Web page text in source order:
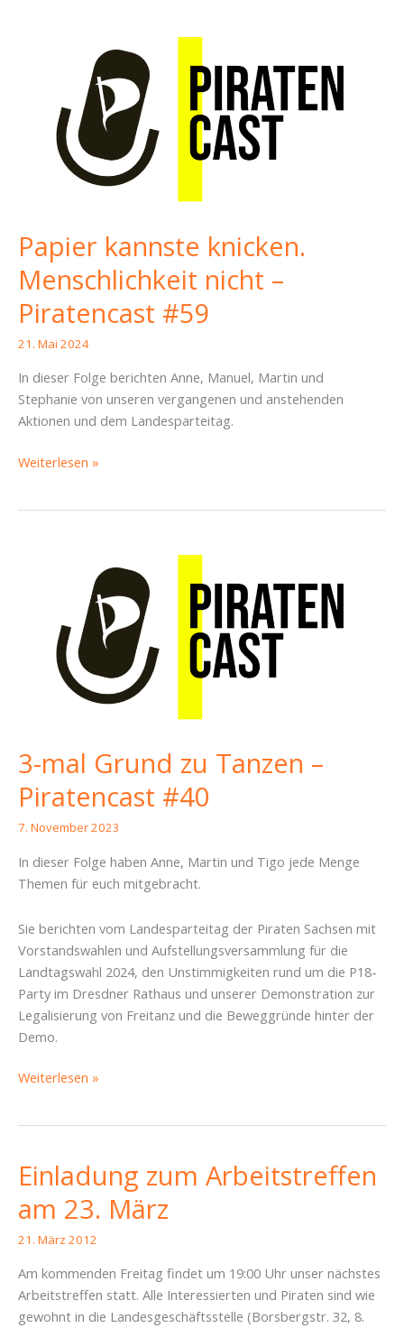
Papier kannste knicken.
Menschlichkeit nicht –
Piratencast #59
21. Mai 2024
In dieser Folge berichten Anne, Manuel, Martin und
Stephanie von unseren vergangenen und anstehenden
Aktionen und dem Landesparteitag.
Papier
Weiterlesen »
3-mal Grund zu Tanzen –
Piratencast #40
7. November 2023
In dieser Folge haben Anne, Martin und Tigo jede Menge
Themen für euch mitgebracht.
Sie berichten vom Landesparteitag der Piraten Sachsen mit
Vorstandswahlen und Aufstellungsversammlung für die
Landtagswahl 2024, den Unstimmigkeiten rund um die P18-
Party im Dresdner Rathaus und unserer Demonstration zur
Legalisierung von Freitanz und die Beweggründe hinter der
Demo.
3-
Tanzen
–
Piratencast
Weiterlesen »
Einladung zum Arbeitstreffen
am 23. März
21. März 2012
Am kommenden Freitag findet um 19:00 Uhr unser nächstes
Arbeitstreffen statt. Alle Interessierten und Piraten sind wie
gewohnt in die Landesgeschäftsstelle (Borsbergstr. 32, 8.